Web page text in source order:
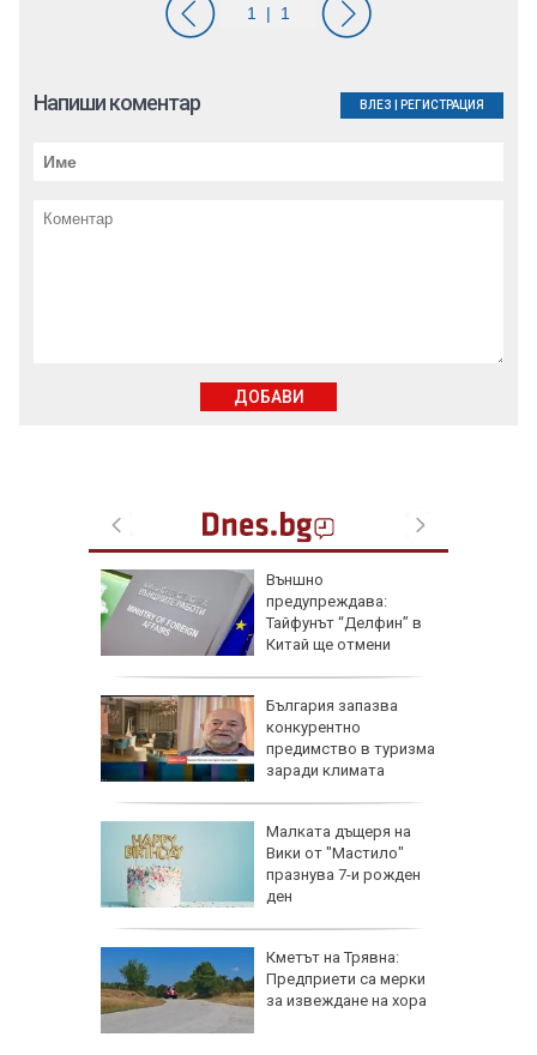
Външно
предупреждава:
Тайфунът “Делфин” в
Китай ще отмени
България запазва
конкурентно
предимство в туризма
заради климата
Малката дъщеря на
Вики от "Мастило"
празнува 7-и рожден
ден
Кметът на Трявна:
Предприети са мерки
за извеждане на хора
Напиши коментар ВЛЕЗ РЕГИСТРАЦИЯ
ДОБАВИ